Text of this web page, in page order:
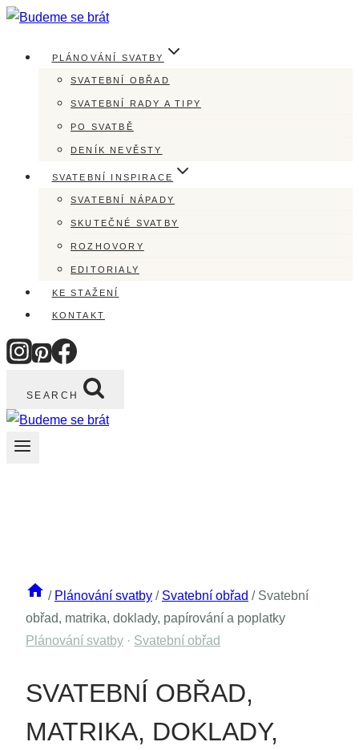
Přeskočit
obsah
PLÁNOVÁNÍ SVATBY
SVATEBNÍ OBŘAD
SVATEBNÍ RADY A TIPY
PO SVATBĚ
DENÍK NEVĚSTY
SVATEBNÍ INSPIRACE
SVATEBNÍ NÁPADY
SKUTEČNÉ SVATBY
ROZHOVORY
EDITORIALY
KE STAŽENÍ
KONTAKT
SEARCH
/ Plánování svatby / Svatební obřad / Svatební
obřad, matrika, doklady, papírování a poplatky
Plánování svatby · Svatební obřad
SVATEBNÍ OBŘAD,
MATRIKA, DOKLADY,